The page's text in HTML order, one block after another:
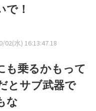
！
02(水) 16:13:47.18
も乗るかもって
とサブ武器で
な